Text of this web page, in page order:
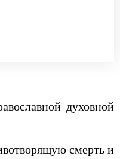
духовной
смерть и